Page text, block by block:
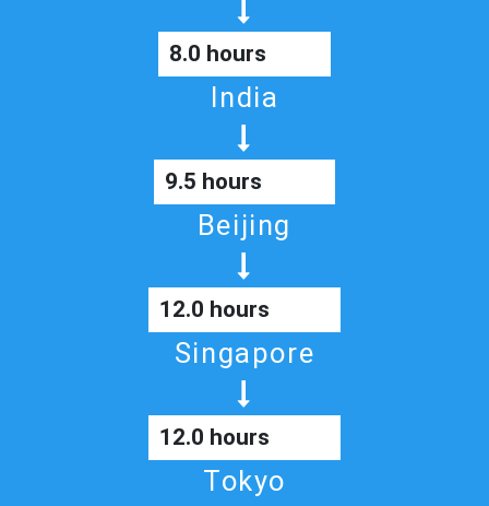
8.0 hours
India
9.5 hours
Beijing
12.0 hours
Singapore
12.0 hours
Tokyo